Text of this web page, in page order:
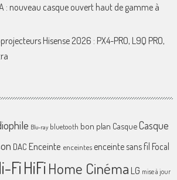
: nouveau casque ouvert haut de gamme à
Hisense 2026 : PX4-PRO, L9Q PRO,
Blu-ray bluetooth bon plan CasqueCasque
DAC Enceinte enceintes enceinte sans fil Focal
FiHiFiHome Cinéma LG mise à jour